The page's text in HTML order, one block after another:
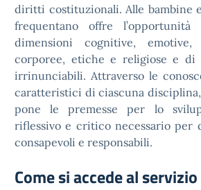
diritti costituzionali. Alle bambine
frequentano offre
dimensioni cognitive, emotive,
corporee, etiche e religiose e di
irrinunciabili. Attraverso le
caratteristici di ciascuna
pone le premesse per lo
riflessivo e critico necessario per
consapevoli e responsabili.
Come si accede al servizio